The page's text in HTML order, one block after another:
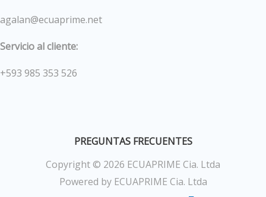
agalan@ecuaprime.net
Servicio al cliente:
+593 985 353 526
PREGUNTAS FRECUENTES
Copyright © 2026 ECUAPRIME Cia. Ltda
Powered by ECUAPRIME Cia. Ltda